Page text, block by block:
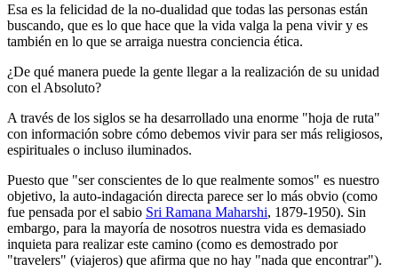
Esa es la felicidad de la no-dualidad que todas las personas están
buscando, que es lo que hace que la vida valga la pena vivir y es
también en lo que se arraiga nuestra conciencia ética.
¿De qué manera puede la gente llegar a la realización de su unidad
con el Absoluto?
A través de los siglos se ha desarrollado una enorme "hoja de ruta"
con información sobre cómo debemos vivir para ser más religiosos,
espirituales o incluso iluminados.
Puesto que "ser conscientes de lo que realmente somos" es nuestro
objetivo, la auto-indagación directa parece ser lo más obvio (como
fue pensada por el sabio Sri Ramana Maharshi, 1879-1950). Sin
embargo, para la mayoría de nosotros nuestra vida es demasiado
inquieta para realizar este camino (como es demostrado por
"travelers" (viajeros) que afirma que no hay "nada que encontrar").